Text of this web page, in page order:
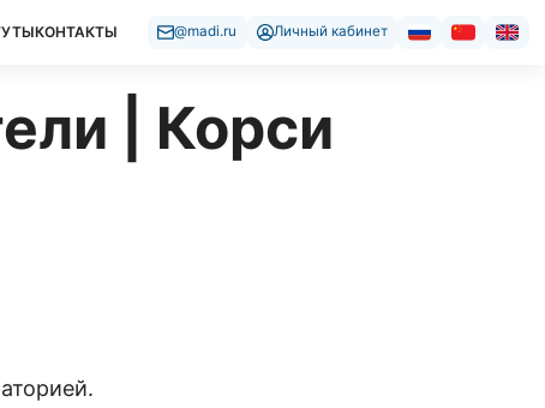
КОНТАКТЫ @madi.ru Личный кабинет
| Корси